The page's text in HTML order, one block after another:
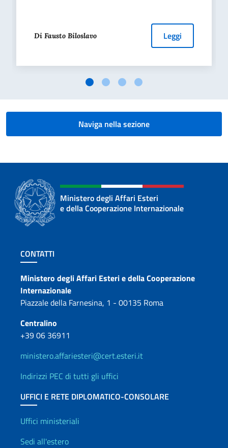
Di Fausto Biloslavo Leggi
Naviga nella sezione
Ministero degli Affari Esteri
e della Cooperazione Internazionale
Sezione footer
CONTATTI
Contatti
Ministero degli Affari Esteri e della Cooperazione
Internazionale
Piazzale della Farnesina, 1 - 00135 Roma
Centralino
+39 06 36911
ministero.affariesteri@cert.esteri.it
Indirizzi PEC di tutti gli uffici
UFFICI E RETE DIPLOMATICO-CONSOLARE
Uffici e Rete diplomatica
Uffici ministeriali
Sedi all'estero